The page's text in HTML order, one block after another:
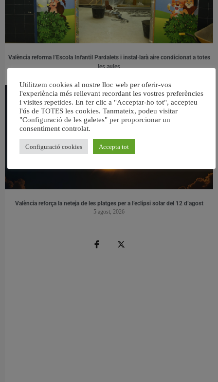
València reforma l’Escola Infantil Pardalets i instal·larà aire condicionat a totes
les aules
València reforça la neteja de les platges per a l’eclipsi solar del 12 d’agost
5 agost, 2026
Utilitzem cookies al nostre lloc web per oferir-vos
l'experiència més rellevant recordant les vostres preferències
i visites repetides. En fer clic a "Acceptar-ho tot", accepteu
l'ús de TOTES les cookies. Tanmateix, podeu visitar
"Configuració de les galetes" per proporcionar un
consentiment controlat.
Configuració cookies Accepta tot